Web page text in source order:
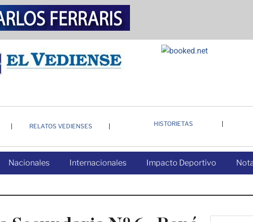
RELATOS VEDIENSES HISTORIETAS
Nacionales Internacionales Impacto Deportivo